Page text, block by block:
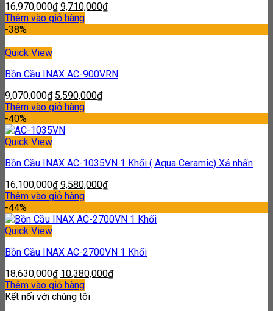
16,970,000₫ 9,710,000₫
Thêm vào giỏ hàng
-38%
Quick View
Bồn Cầu INAX AC-900VRN
9,070,000₫ 5,590,000₫
Thêm vào giỏ hàng
-40%
Quick View
Bồn Cầu INAX AC-1035VN 1 Khối ( Aqua Ceramic) Xả nhấn
16,100,000₫ 9,580,000₫
Thêm vào giỏ hàng
-44%
Quick View
Bồn Cầu INAX AC-2700VN 1 Khối
18,630,000₫ 10,380,000₫
Thêm vào giỏ hàng
Kết nối với chúng tôi